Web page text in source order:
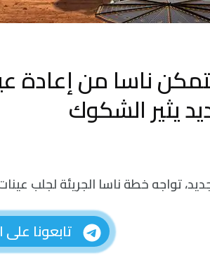
ناسا من إعادة
يثير الشكوك
تواجه خطة ناسا الجريئة لجلب
تابعونا على